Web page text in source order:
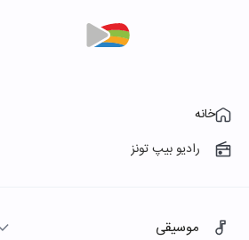
خانه
رادیو بیپ تونز
موسیقی